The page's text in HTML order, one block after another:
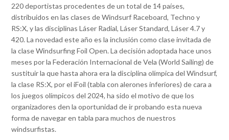
220 deportistas procedentes de un total de 14 países,
distribuidos en las clases de Windsurf Raceboard, Techno y
RS:X, y las disciplinas Láser Radial, Láser Standard, Láser 4.7 y
420. La novedad este año es la inclusión como clase invitada de
la clase Windsurfing Foil Open. La decisión adoptada hace unos
meses por la Federación Internacional de Vela (World Sailing) de
sustituir la que hasta ahora era la disciplina olímpica del Windsurf,
la clase RS:X, por el iFoil (tabla con alerones inferiores) de cara a
los juegos olímpicos del 2024, ha sido el motivo de que los
organizadores den la oportunidad de ir probando esta nueva
forma de navegar en tabla para muchos de nuestros
windsurfistas.